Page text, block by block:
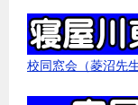
校同窓会（菱沼先